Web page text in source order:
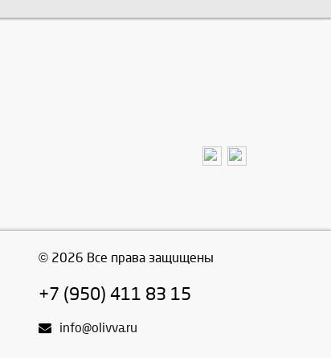
© 2026 Все права защищены
+7 (950) 411 83 15
info@olivva.ru